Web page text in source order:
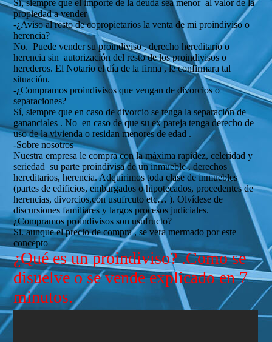
Sí, siempre que el importe de la deuda sea menor al valor de la
propiedad a vender
-¿Aviso al resto de copropietarios la venta de mi proindiviso o
herencia?
No. Puede vender su proindiviso , derecho hereditario o
herencia sin autorización del resto de los proindivisos o
herederos. El Notario el día de la firma , le confirmara tal
situación.
-¿Compramos proindivisos que vengan de divorcios o
separaciones?
Sí, siempre que en caso de divorcio se tenga la separación de
gananciales . No en caso de que su ex pareja tenga derecho de
uso de la vivienda o residan menores de edad .
-Sobre nosotros
Nuestra empresa le compra con la máxima rapidez, celeridad y
seriedad su parte proindivisa de un inmueble , derechos
hereditarios, herencia. Adquirimos toda clase de inmuebles
(partes de edificios, embargados o hipotecados, procedentes de
herencias, divorcios,con usufrcuto etc… ). Olvídese de
discursiones familiares y largos procesos judiciales.
¿Compramos proindivisos son usufructo?
Si. aunque el precio de compra , se vera mermado por este
concepto
¿Qué es un proindiviso? .Como se
disuelve o se vende explicado en 7
minutos.